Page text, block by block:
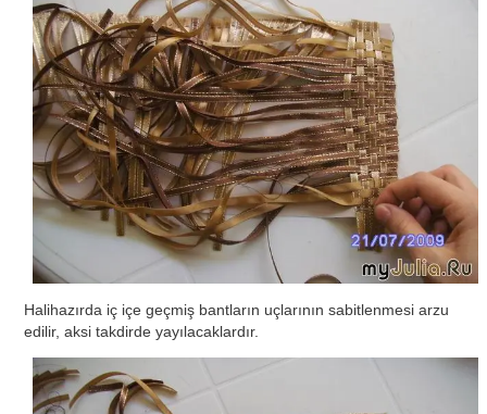
Halihazırda iç içe geçmiş bantların uçlarının sabitlenmesi arzu
edilir, aksi takdirde yayılacaklardır.